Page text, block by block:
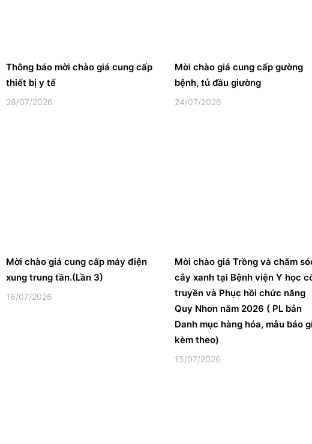
Thông báo mời chào giá cung cấp
thiết bị y tế
28/07/2026
Mời chào giá cung cấp gường
bệnh, tủ đầu giường
24/07/2026
Mời chào giá cung cấp máy điện
xung trung tần.(Lần 3)
16/07/2026
Mời chào giá Trồng và chăm
cây xanh tại Bệnh viện Y học
truyền và Phục hồi chức năng
Quy Nhơn năm 2026 ( PL bản
Danh mục hàng hóa, mẫu báo
kèm theo)
15/07/2026